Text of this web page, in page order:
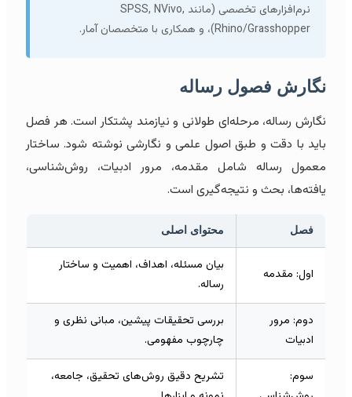
نرم‌افزارهای تخصصی (مانند SPSS, NVivo,
Rhino/Grasshopper)، و همکاری با متخصصان آمار.
نگارش فصول رساله
نگارش رساله، مرحله‌ای طولانی و نیازمند پشتکار است. هر فصل
باید با دقت و طبق اصول علمی و نگارشی نوشته شود. ساختار
معمول رساله شامل مقدمه، مرور ادبیات، روش‌شناسی،
یافته‌ها، بحث و نتیجه‌گیری است.
محتوای اصلی
اول: مقدمه
بیان مسئله، اهداف، اهمیت و ساختار
دوم: مرور
ادبیات
بررسی تحقیقات پیشین، مبانی نظری و
چارچوب مفهومی.
تشریح دقیق روش‌های تحقیق، جامعه،